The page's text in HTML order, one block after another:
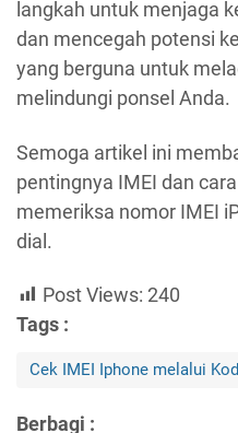
langkah untuk menjaga
dan mencegah potensi
yang berguna untuk
melindungi ponsel Anda.
Semoga artikel ini
pentingnya IMEI dan
memeriksa nomor IMEI
dial.
Post Views: 240
Tags :
Cek IMEI Iphone melalui
Berbagi :